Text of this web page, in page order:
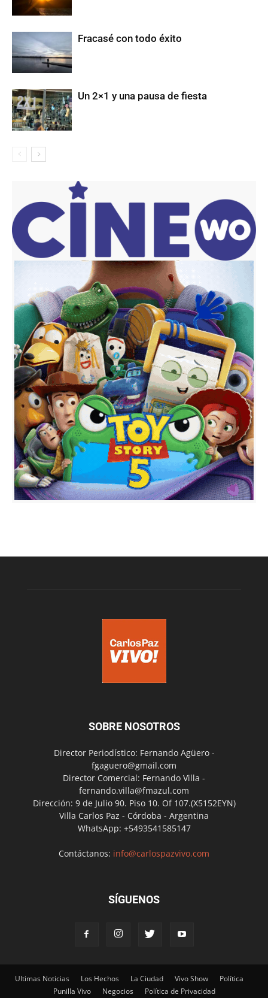
Fracasé con todo éxito
Un 2×1 y una pausa de fiesta
SOBRE NOSOTROS
Director Periodístico: Fernando Agüero -
fgaguero@gmail.com
Director Comercial: Fernando Villa -
fernando.villa@fmazul.com
Dirección: 9 de Julio 90. Piso 10. Of 107.(X5152EYN)
Villa Carlos Paz - Córdoba - Argentina
WhatsApp: +5493541585147
Contáctanos: info@carlospazvivo.com
SÍGUENOS
Ultimas Noticias Los Hechos La Ciudad Vivo Show
Política
Punilla Vivo
Negocios Política de Privacidad